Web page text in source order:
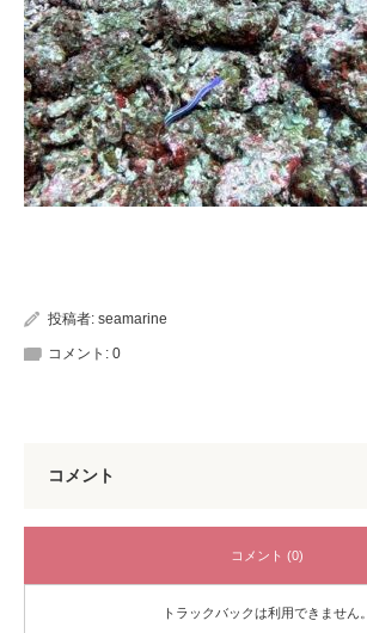
投稿者: seamarine
コメント: 0
コメント
コメント (0)
トラックバックは利用できません。